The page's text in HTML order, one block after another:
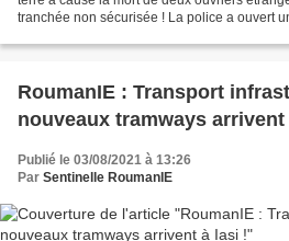
tranchée non sécurisée ! La police a ouvert
RoumanIE : Transport
nouveaux tramways arrivent
Publié le 03/08/2021 à 13:26
Par Sentinelle RoumanIE